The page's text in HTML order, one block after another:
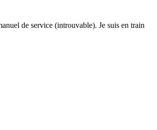
de service (introuvable). Je suis en train